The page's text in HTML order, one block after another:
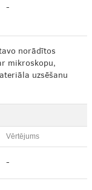
-
norādītos
mikroskopu,
uzsēšanu
Vērtējums
-